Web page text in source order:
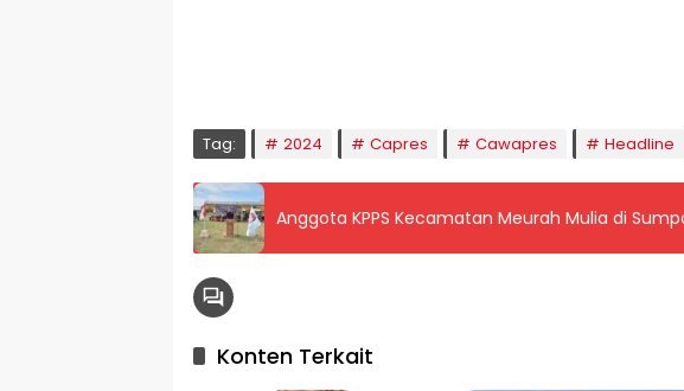
Tag: 2024 Capres Cawapres Headline
Anggota KPPS Kecamatan Meurah Mulia di
Konten Terkait